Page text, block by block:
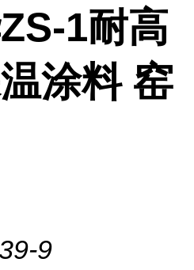
1耐高
涂料 窑
9